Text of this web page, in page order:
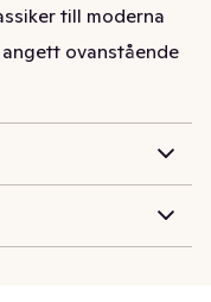
till moderna
och
hållbara råvaror
– för att leverera en
och nya
ovanstående